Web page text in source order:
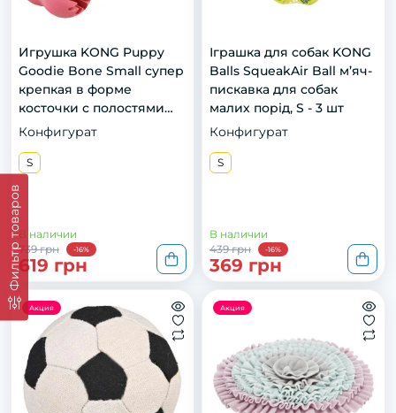
Фильтр товаров
Игрушка KONG Puppy
Goodie Bone Small супер
крепкая в форме
косточки с полостями
для лакомства, для
Конфигурат
S
В наличии
739 грн
-16%
619 грн
Іграшка для собак KONG
Balls SqueakAir Ball м’яч-
пискавка для собак
малих порід, S - 3 шт
Конфигурат
S
В наличии
439 грн
-16%
369 грн
Акция Акция